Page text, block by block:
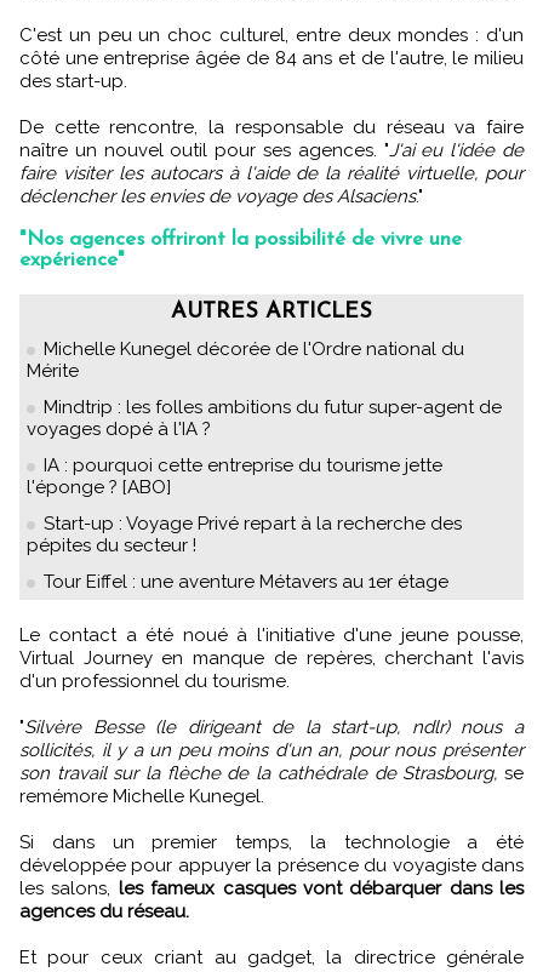
C'est un peu un choc culturel, entre deux mondes : d'un
côté une entreprise âgée de 84 ans et de l'autre, le milieu
des start-up.
De cette rencontre, la responsable du réseau va faire
naître un nouvel outil pour ses agences. "J'ai eu l'idée de
faire visiter les autocars à l'aide de la réalité virtuelle, pour
déclencher les envies de voyage des Alsaciens."
"Nos agences offriront la possibilité de vivre une
expérience"
AUTRES ARTICLES
Michelle Kunegel décorée de l'Ordre national du
Mérite
Mindtrip : les folles ambitions du futur super-agent de
voyages dopé à l'IA ?
IA : pourquoi cette entreprise du tourisme jette
l'éponge ? [ABO]
Start-up : Voyage Privé repart à la recherche des
pépites du secteur !
Tour Eiffel : une aventure Métavers au 1er étage
Le contact a été noué à l'initiative d'une jeune pousse,
Virtual Journey en manque de repères, cherchant l'avis
d'un professionnel du tourisme.
"Silvère Besse (le dirigeant de la start-up, ndlr) nous a
sollicités, il y a un peu moins d'un an, pour nous présenter
son travail sur la flèche de la cathédrale de Strasbourg, se
remémore Michelle Kunegel.
Si dans un premier temps, la technologie a été
développée pour appuyer la présence du voyagiste dans
les salons, les fameux casques vont débarquer dans les
agences du réseau.
Et pour ceux criant au gadget, la directrice générale